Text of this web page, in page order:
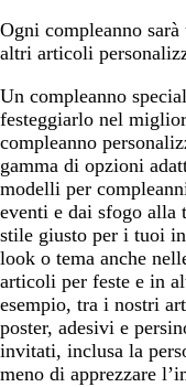
Ogni compleanno
altri articoli
Un compleanno
festeggiarlo nel
compleanno
gamma di opzioni
modelli per
eventi e dai sfogo alla
stile giusto per i tuoi
look o tema anche
articoli per feste e in
esempio, tra i nostri
poster, adesivi e
invitati, inclusa la
meno di apprezzare